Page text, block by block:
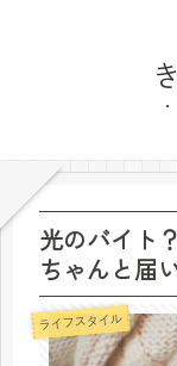
光のバイト
ちゃんと届
ライフスタイル